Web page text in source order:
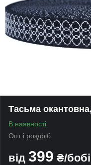
Тасьма
В наявності
Опт і роздріб
від 399 ₴/